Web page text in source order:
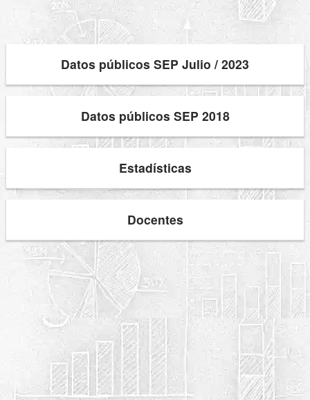
Datos públicos SEP Julio / 2023
Datos públicos SEP 2018
Estadísticas
Docentes